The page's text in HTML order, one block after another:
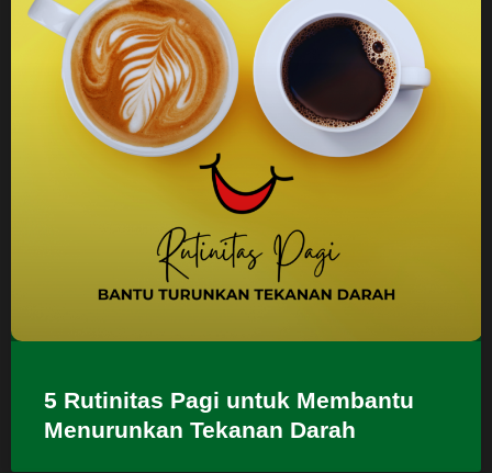
5 Rutinitas Pagi untuk Membantu
Menurunkan Tekanan Darah